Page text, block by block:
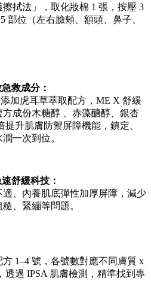
擦拭法」，取化妝棉 1 張，按壓 3
部位（左右臉頰、額頭、鼻子、
救成分：
加虎耳草萃取配方，ME X 舒緩
成份木糖醇 、赤藻醣醇、銀杏
提升肌膚防禦屏障機能，鎮定、
一次到位。
舒緩科技：
、內養肌底彈性加厚屏障，減少
、緊繃等問題。
1–4 號，各號數對應不同膚質 x
透過 IPSA 肌膚檢測，精準找到專